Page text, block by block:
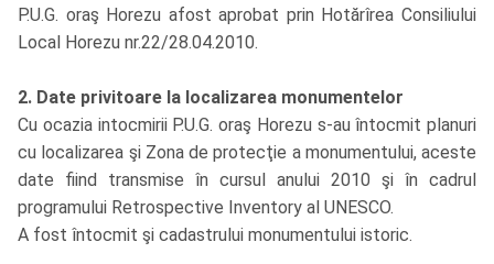
P.U.G. oraş Horezu afost aprobat prin Hotărîrea Consiliului
Local Horezu nr.22/28.04.2010.
2. Date privitoare la localizarea monumentelor
Cu ocazia intocmirii P.U.G. oraş Horezu s-au întocmit planuri
cu localizarea şi Zona de protecţie a monumentului, aceste
date fiind transmise în cursul anului 2010 şi în cadrul
programului Retrospective Inventory al UNESCO.
A fost întocmit şi cadastrului monumentului istoric.